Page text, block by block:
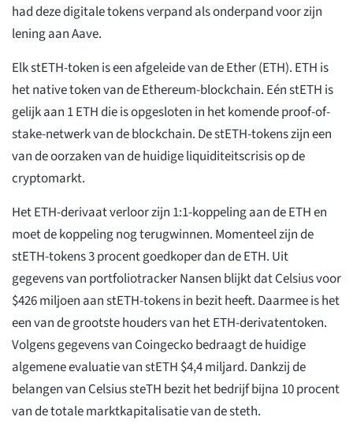
had deze digitale tokens verpand als onderpand voor zijn
lening aan Aave.
Elk stETH-token is een afgeleide van de Ether (ETH). ETH is
het native token van de Ethereum-blockchain. Eén stETH is
gelijk aan 1 ETH die is opgesloten in het komende proof-of-
stake-netwerk van de blockchain. De stETH-tokens zijn een
van de oorzaken van de huidige liquiditeitscrisis op de
cryptomarkt.
Het ETH-derivaat verloor zijn 1:1-koppeling aan de ETH en
moet de koppeling nog terugwinnen. Momenteel zijn de
stETH-tokens 3 procent goedkoper dan de ETH. Uit
gegevens van portfoliotracker Nansen blijkt dat Celsius voor
$426 miljoen aan stETH-tokens in bezit heeft. Daarmee is het
een van de grootste houders van het ETH-derivatentoken.
Volgens gegevens van Coingecko bedraagt de huidige
algemene evaluatie van stETH $4,4 miljard. Dankzij de
belangen van Celsius steTH bezit het bedrijf bijna 10 procent
van de totale marktkapitalisatie van de steth.